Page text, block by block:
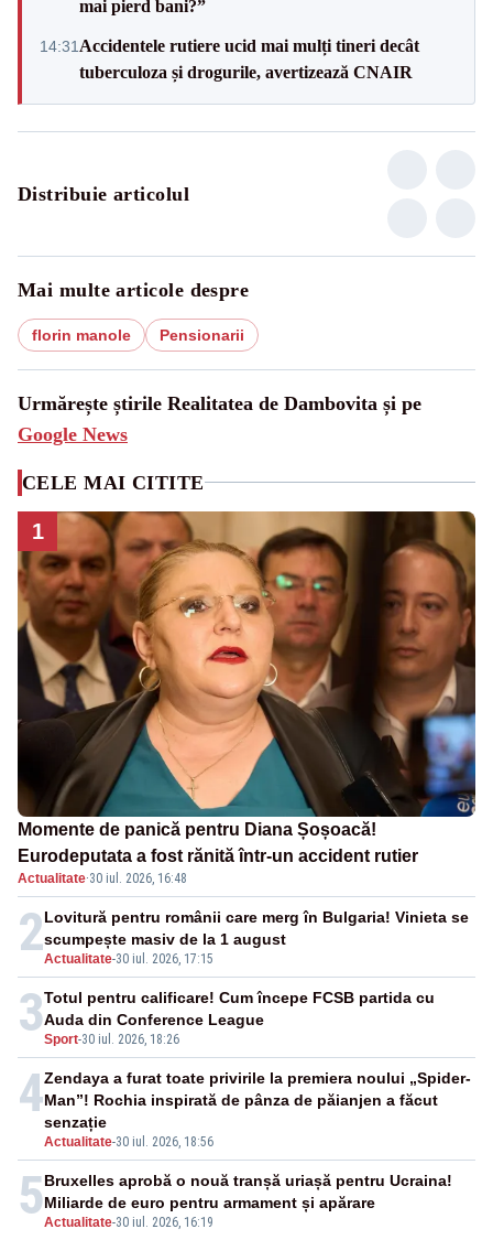
mai pierd bani?”
14:31 Accidentele rutiere ucid mai mulți tineri decât
tuberculoza și drogurile, avertizează CNAIR
Distribuie articolul
Mai multe articole despre
florin manole Pensionarii
Urmărește știrile Realitatea de Dambovita și pe
Google News
CELE MAI CITITE
1
Momente de panică pentru Diana Șoșoacă!
Eurodeputata a fost rănită într-un accident rutier
Actualitate·30 iul. 2026, 16:48
2Actualitate-30 iul. 2026, 17:15
Lovitură pentru românii care merg în Bulgaria! Vinieta se
scumpește masiv de la 1 august
3Sport-30 iul. 2026, 18:26
Totul pentru calificare! Cum începe FCSB partida cu
Auda din Conference League
4
Actualitate-30 iul. 2026, 18:56
Zendaya a furat toate privirile la premiera noului „Spider-
Man”! Rochia inspirată de pânza de păianjen a făcut
senzație
5Actualitate-30 iul. 2026, 16:19
Bruxelles aprobă o nouă tranșă uriașă pentru Ucraina!
Miliarde de euro pentru armament și apărare